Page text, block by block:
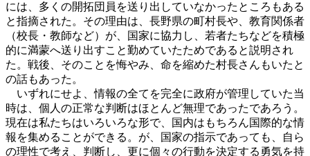
には、多くの開拓団員を送り出していなかったところもある
と指摘された。その理由は、長野県の町村長や、教育関係者
（校長・教師など）が、国家に協力し、若者たちなどを積極
的に満蒙へ送り出すこと勤めていたためであると説明され
た。戦後、そのことを悔やみ、命を縮めた村長さんもいたと
の話もあった。
いずれにせよ、情報の全てを完全に政府が管理していた当
時は、個人の正常な判断はほとんど無理であったであろう。
現在は私たちはいろいろな形で、国内はもちろん国際的な情
報を集めることができる。が、国家の指示であっても、自ら
の理性で考え、判断し、更に個々の行動を決定する勇気を持